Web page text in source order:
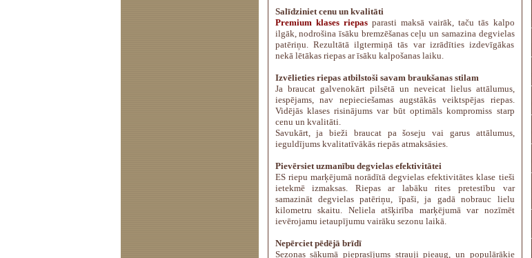
Salīdziniet cenu un kvalitāti
Premium klases riepasparasti maksā vairāk, taču tās kalpo
ilgāk, nodrošina īsāku bremzēšanas ceļu un samazina degvielas
patēriņu. Rezultātā ilgtermiņā tās var izrādīties izdevīgākas
nekā lētākas riepas ar īsāku kalpošanas laiku.
Izvēlieties riepas atbilstoši savam braukšanas stilam
Ja braucat galvenokārt pilsētā un neveicat lielus attālumus,
iespējams, nav nepieciešamas augstākās veiktspējas riepas.
Vidējās klases risinājums var būt optimāls kompromiss starp
cenu un kvalitāti.
Savukārt, ja bieži braucat pa šoseju vai garus attālumus,
ieguldījums kvalitatīvākās riepās atmaksāsies.
Pievērsiet uzmanību degvielas efektivitātei
ES riepu marķējumā norādītā degvielas efektivitātes klase tieši
ietekmē izmaksas. Riepas ar labāku rites pretestību var
samazināt degvielas patēriņu, īpaši, ja gadā nobrauc lielu
kilometru skaitu. Neliela atšķirība marķējumā var nozīmēt
ievērojamu ietaupījumu vairāku sezonu laikā.
Nepērciet pēdējā brīdī
Sezonas sākumā pieprasījums strauji pieaug, un populārākie